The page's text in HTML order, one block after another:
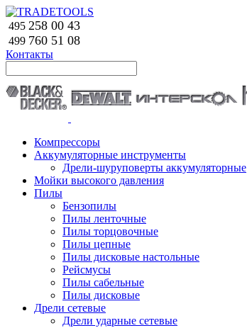
495 258 00 43
499 760 51 08
Контакты
Компрессоры
Аккумуляторные инструменты
Дрели-шуруповерты аккумуляторные
Мойки высокого давления
Пилы
Бензопилы
Пилы ленточные
Пилы торцовочные
Пилы цепные
Пилы дисковые настольные
Рейсмусы
Пилы сабельные
Пилы дисковые
Дрели сетевые
Дрели ударные сетевые